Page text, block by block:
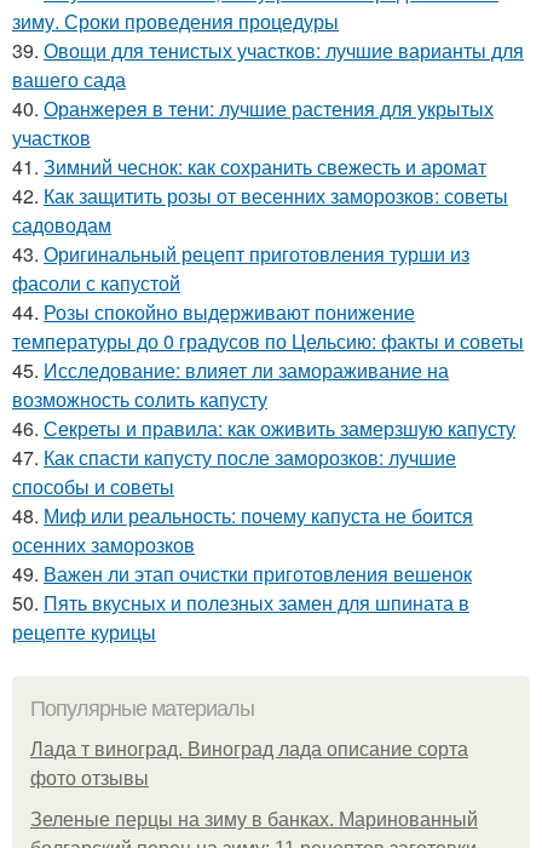
зиму. Сроки проведения процедуры
39. Овощи для тенистых участков: лучшие варианты для
вашего сада
40. Оранжерея в тени: лучшие растения для укрытых
участков
41. Зимний чеснок: как сохранить свежесть и аромат
42. Как защитить розы от весенних заморозков: советы
садоводам
43. Оригинальный рецепт приготовления турши из
фасоли с капустой
44. Розы спокойно выдерживают понижение
температуры до 0 градусов по Цельсию: факты и советы
45. Исследование: влияет ли замораживание на
возможность солить капусту
46. Секреты и правила: как оживить замерзшую капусту
47. Как спасти капусту после заморозков: лучшие
способы и советы
48. Миф или реальность: почему капуста не боится
осенних заморозков
49. Важен ли этап очистки приготовления вешенок
50. Пять вкусных и полезных замен для шпината в
рецепте курицы
Популярные материалы
Лада т виноград. Виноград лада описание сорта
фото отзывы
Зеленые перцы на зиму в банках. Маринованный